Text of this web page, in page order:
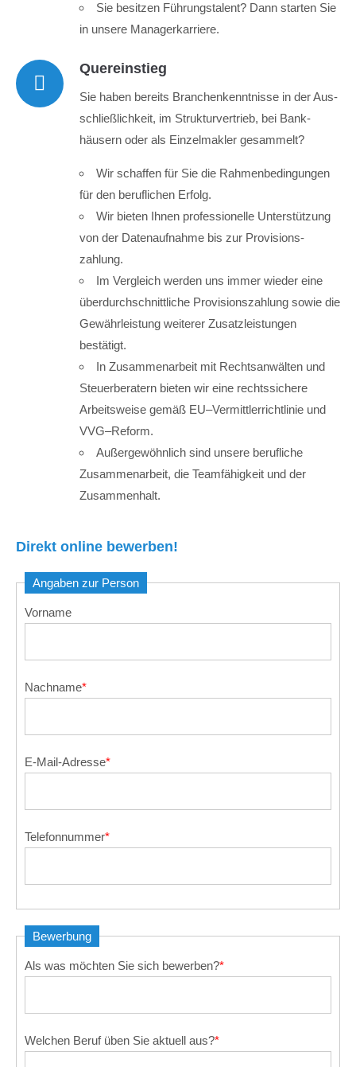
info@yourdomain.com
Lorem ipsum dolor sit amet, consectetuer
adipiscing elit.
Cum sociis natoque penatibus et magnis dis parturient
Facebook
Sie besitzen Führungs­talent? Dann starten Sie
in unsere Manager­karriere.
Quereinstieg
Sie haben bereits Branchen­kenntnisse in der Aus­
schließ­lichkeit, im Struktur­vertrieb, bei Bank­
häusern oder als Einzel­makler gesammelt?
Wir schaffen für Sie die Rahmen­bedingungen
für den beruflichen Erfolg.
Wir bieten Ihnen professionelle Unter­stützung
von der Daten­auf­nahme bis zur Provisions­
zahlung.
Im Vergleich werden uns immer wieder eine
über­durch­schnittliche Provisions­zahlung sowie die
Gewähr­leistung weiterer Zusatz­leistungen
bestätigt.
In Zusammen­arbeit mit Rechts­anwälten und
Steuer­beratern bieten wir eine rechts­sichere
Arbeits­weise gemäß EU–Vermittler­richtlinie und
VVG–Reform.
Außerge­wöhnlich sind unsere berufliche
Zusammen­arbeit, die Team­fähigkeit und der
Zusammenhalt.
Direkt online bewerben!
Angaben zur Person
Vorname
Nachname*
E-Mail-Adresse*
Telefonnummer*
Bewerbung
Als was möchten Sie sich bewerben?*
Welchen Beruf üben Sie aktuell aus?*